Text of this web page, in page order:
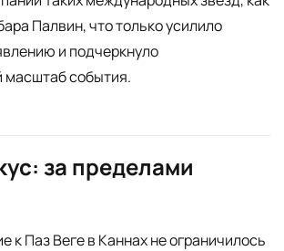
Палвин, что только усилило
и подчеркнуло
события.
за пределами
к Паз Веге в Каннах не ограничилось